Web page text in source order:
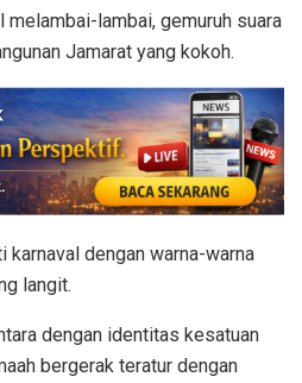
lambai, gemuruh suara
Jamarat yang kokoh.
karnaval dengan warna-warna
langit.
dengan identitas kesatuan
bergerak teratur dengan